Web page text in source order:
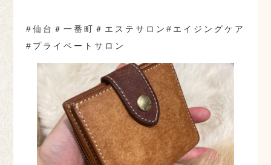
#仙台＃一番町＃エステサロン#エイジングケア
#プライベートサロン